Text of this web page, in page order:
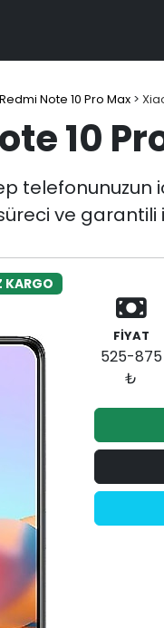
Note 10 Pro Max >
10
telefonunuzun
ve
KARGO
FİYAT
525-875
₺